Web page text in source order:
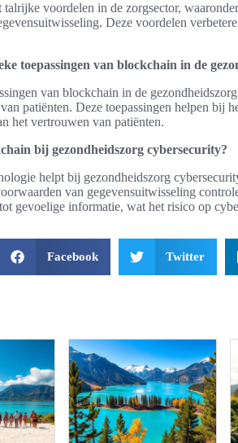
voordelen in de zorgsector,
Deze voordelen
toepassingen van blockchain in de
van blockchain in de
patiënten. Deze toepassingen helpen bij
het vertrouwen van patiënten.
bij gezondheidszorg cybersecurity?
helpt bij gezondheidszorg
van gegevensuitwisseling
gevoelige informatie, wat het risico op
Facebook Twitter